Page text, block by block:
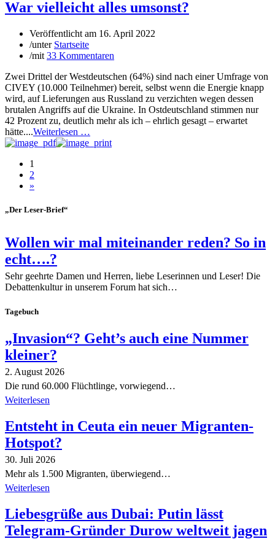
War vielleicht alles umsonst?
Veröffentlicht am 16. April 2022
/unter Startseite
/mit 33 Kommentaren
Zwei Drittel der Westdeutschen (64%) sind nach einer Umfrage von
CIVEY (10.000 Teilnehmer) bereit, selbst wenn die Energie knapp
wird, auf Lieferungen aus Russland zu verzichten wegen dessen
brutalen Angriffs auf die Ukraine. In Ostdeutschland stimmen nur
42 Prozent zu, deutlich mehr als ich – ehrlich gesagt – erwartet
hätte....Weiterlesen …
1
2
»
„Der Leser-Brief“
Wollen wir mal miteinander reden? So in
echt….?
Sehr geehrte Damen und Herren, liebe Leserinnen und Leser! Die
Debattenkultur in unserem Forum hat sich…
Tagebuch
„Invasion“? Geht’s auch eine Nummer
kleiner?
2. August 2026
Die rund 60.000 Flüchtlinge, vorwiegend…
Weiterlesen
Entsteht in Ceuta ein neuer Migranten-
Hotspot?
30. Juli 2026
Mehr als 1.500 Migranten, überwiegend…
Weiterlesen
Liebesgrüße aus Dubai: Putin lässt
Telegram-Gründer Durow weltweit jagen